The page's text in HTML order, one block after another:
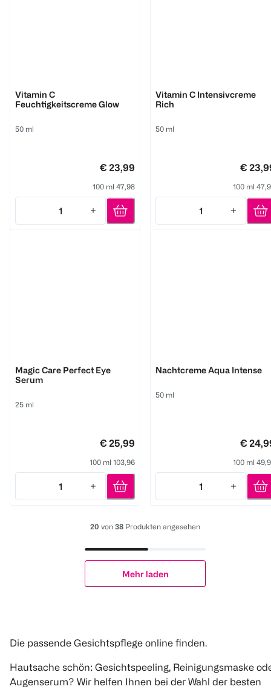
Vitamin C
Feuchtigkeitscreme Glow
50 ml
€ 23,99
100 ml 47,98
1
Quantity: 1
Vitamin C Intensivcreme
Rich
50 ml
€
100 ml
1
Quantity: 1
Magic Care Perfect Eye
Serum
25 ml
€ 25,99
100 ml 103,96
1
Quantity: 1
Nachtcreme Aqua Intense
50 ml
€
100 ml
1
Quantity: 1
20 von 38 Produkten angesehen
Mehr laden
Die passende Gesichtspflege online finden.
Hautsache schön: Gesichtspeeling, Reinigungsmaske
Augenserum? Wir helfen Ihnen bei der Wahl der besten